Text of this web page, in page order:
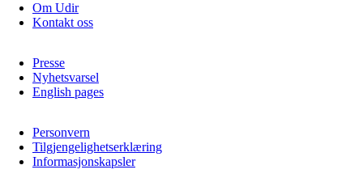
Om Udir
Kontakt oss
Presse
Nyhetsvarsel
English pages
Personvern
Tilgjengelighetserklæring
Informasjonskapsler